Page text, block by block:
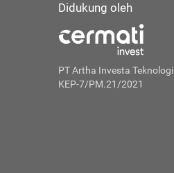
Didukung oleh
PT Artha Investa Teknologi
KEP-7/PM.21/2021